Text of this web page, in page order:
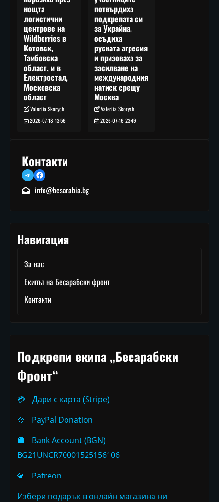
нощта
логистични
центрове на
Wildberries в
Котовск,
Тамбовска
област, и в
Електростал,
Московска
област
Valeriia Skorych
2026-07-18 13:56
потвърдиха
подкрепата си
за Украйна,
осъдиха
руската агресия
и призоваха за
засилване на
международния
натиск срещу
Москва
Valeriia Skorych
2026-07-16 23:49
Контакти
TelegramFacebook
info@besarabia.bg
Навигация
За нас
Екипът на Бесарабски фронт
Контакти
Подкрепи екипа „Бесарабски
Фронт“
💳
Дари с карта (Stripe)
💠
PayPal Donation
🏦
Bank Account (BGN)
BG21UNCR70001525156106
💎
Patreon
Избери подарък в онлайн магазина ни